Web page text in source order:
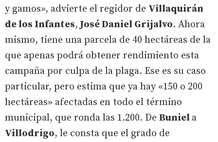
y gamos», advierte el regidor de Villaquirán
de los Infantes, José Daniel Grijalvo. Ahora
mismo, tiene una parcela de 40 hectáreas de la
que apenas podrá obtener rendimiento esta
campaña por culpa de la plaga. Ese es su caso
particular, pero estima que ya hay «150 o 200
hectáreas» afectadas en todo el término
municipal, que ronda las 1.200. De Buniel a
Villodrigo, le consta que el grado de